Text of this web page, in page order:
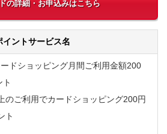
の詳細・お申込みはこちら
イントサービス名
ドショッピング月間ご利用金額200
のご利用でカードショッピング200円
ト